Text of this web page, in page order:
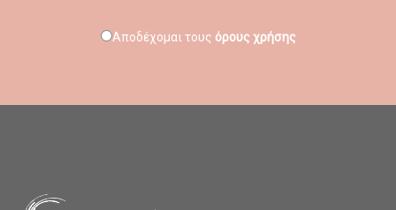
Αποδέχομαι τους όρους χρήσης